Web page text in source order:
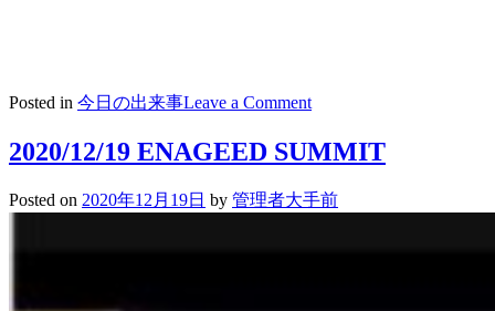
Posted in 今日の出来事Leave a Commenton
演
劇
部
公
2020/12/19 ENAGEED SUMMIT
Posted on 2020年12月19日 by 管理者大手前